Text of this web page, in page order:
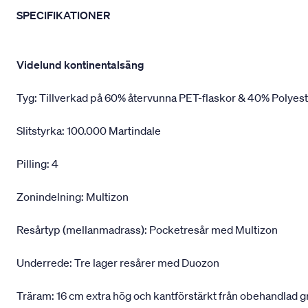
SPECIFIKATIONER
Videlund kontinentalsäng
Tyg: Tillverkad på 60% återvunna PET-flaskor & 40%
Slitstyrka: 100.000 Martindale
Pilling: 4
Zonindelning: Multizon
Resårtyp (mellanmadrass): Pocketresår med Multizon
Underrede: Tre lager resårer med Duozon
Träram: 16 cm extra hög och kantförstärkt från obehandlad